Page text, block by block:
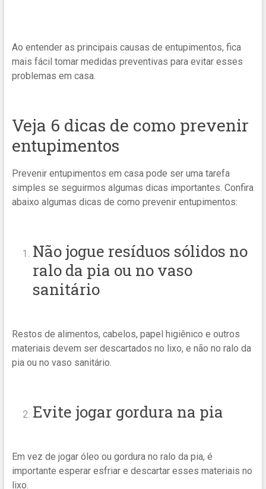
Ao entender as principais causas de entupimentos, fica
mais fácil tomar medidas preventivas para evitar esses
problemas em casa.
Veja 6 dicas de como prevenir
entupimentos
Prevenir entupimentos em casa pode ser uma tarefa
simples se seguirmos algumas dicas importantes. Confira
abaixo algumas dicas de como prevenir entupimentos:
Não jogue resíduos sólidos no
ralo da pia ou no vaso
sanitário
Restos de alimentos, cabelos, papel higiênico e outros
materiais devem ser descartados no lixo, e não no ralo da
pia ou no vaso sanitário.
Evite jogar gordura na pia
Em vez de jogar óleo ou gordura no ralo da pia, é
importante esperar esfriar e descartar esses materiais no
lixo.